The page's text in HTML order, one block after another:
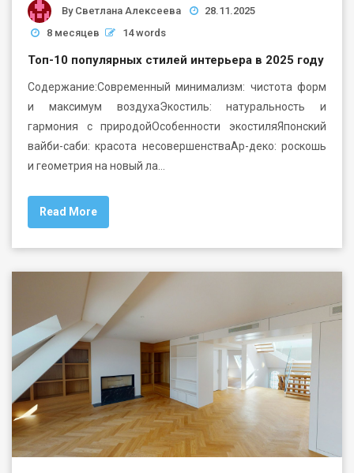
By Светлана Алексеева
28.11.2025
8 месяцев
14 words
Топ-10 популярных стилей интерьера в 2025 году
Содержание:Современный минимализм: чистота форм
и максимум воздухаЭкостиль: натуральность и
гармония с природойОсобенности экостиляЯпонский
вайби-саби: красота несовершенстваАр-деко: роскошь
и геометрия на новый ла…
Read More